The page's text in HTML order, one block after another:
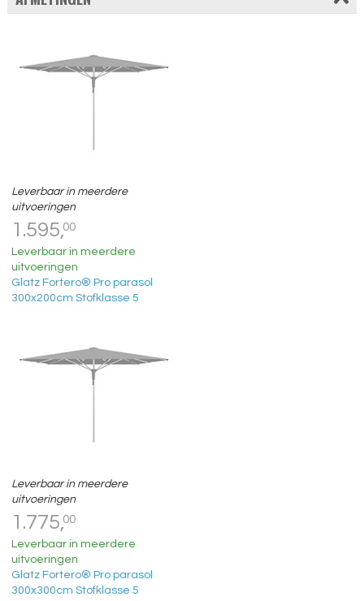
Leverbaar in meerdere
uitvoeringen
1.595,00
Leverbaar in meerdere
uitvoeringen
Glatz Fortero® Pro parasol
300x200cm Stofklasse 5
Leverbaar in meerdere
uitvoeringen
1.775,00
Leverbaar in meerdere
uitvoeringen
Glatz Fortero® Pro parasol
300x300cm Stofklasse 5